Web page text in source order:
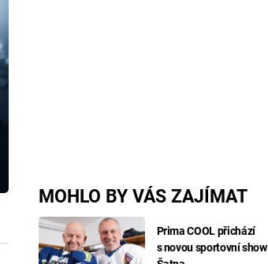
MOHLO BY VÁS ZAJÍMAT
Prima COOL přichází
s novou sportovní show